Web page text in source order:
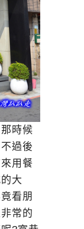
時候
過後
用餐
大
看朋
常的